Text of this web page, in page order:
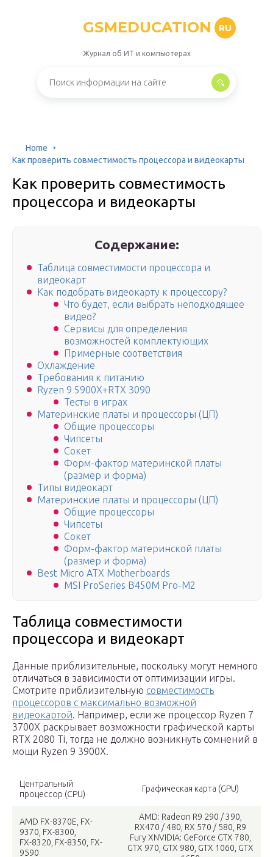
GSMEDUCATION RU
Журнал об ИТ и компьютерах
Home
Как проверить совместимость процессора и видеокарты
Как проверить совместимость
процессора и видеокарты
Содержание:
Таблица совместимости процессора и
видеокарт
Как подобрать видеокарту к процессору?
Что будет, если выбрать неподходящее
видео?
Сервисы для определения
возможностей комплектующих
Примерные соответствия
Охлаждение
Требования к питанию
Ryzen 9 5900X+RTX 3090
Тесты в играх
Материнские платы и процессоры (ЦП)
Общие процессоры
Чипсеты
Сокет
Форм-фактор материнской платы
(размер и форма)
Типы видеокарт
Материнские платы и процессоры (ЦП)
Общие процессоры
Чипсеты
Сокет
Форм-фактор материнской платы
(размер и форма)
Best Micro ATX Motherboards
MSI ProSeries B450M Pro-M2
Таблица совместимости
процессора и видеокарт
Данные приблизительные, поскольку могут немного
отличаться в зависимости от оптимизации игры.
Смотрите приблизительную совместимость
процессоров с максимально возможной
видеокартой. Например, если же процессор Ryzen 7
3700X раскрывает возможности графической карты
RTX 2080 Ti, тогда не должно возникнуть сомнений в
мощи Ryzen 9 3900X.
Центральный
процессор (CPU)
Графическая карта (GPU)
AMD FX-8370E, FX-
9370, FX-8300,
FX-8320, FX-8350, FX-
9590
AMD: Radeon R9 290 / 390,
RX470 / 480, RX 570 / 580, R9
Fury XNVIDIA: GeForce GTX 780,
GTX 970, GTX 980, GTX 1060, GTX